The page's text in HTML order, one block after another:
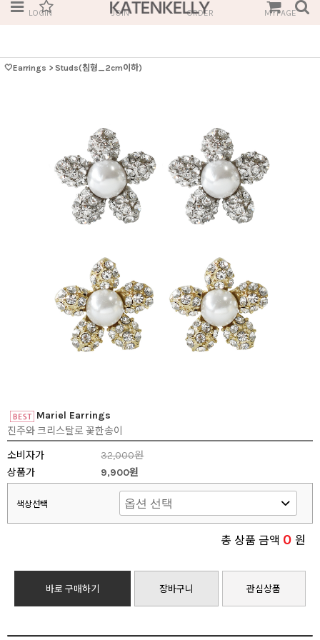
LOGIN JOIN ORDER MYPAGE
🤍Earrings > Studs(침형_2cm이하)
Mariel Earrings
진주와 크리스탈로 꽃한송이
소비자가
32,000원
상품가
9,900원
색상선택
총 상품 금액 0 원
바로 구매하기 장바구니 관심상품